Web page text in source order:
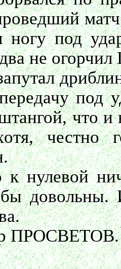
ногу под
не
под
что и
честно
нулевой
бы довольны.
ПРОСВЕТОВ.